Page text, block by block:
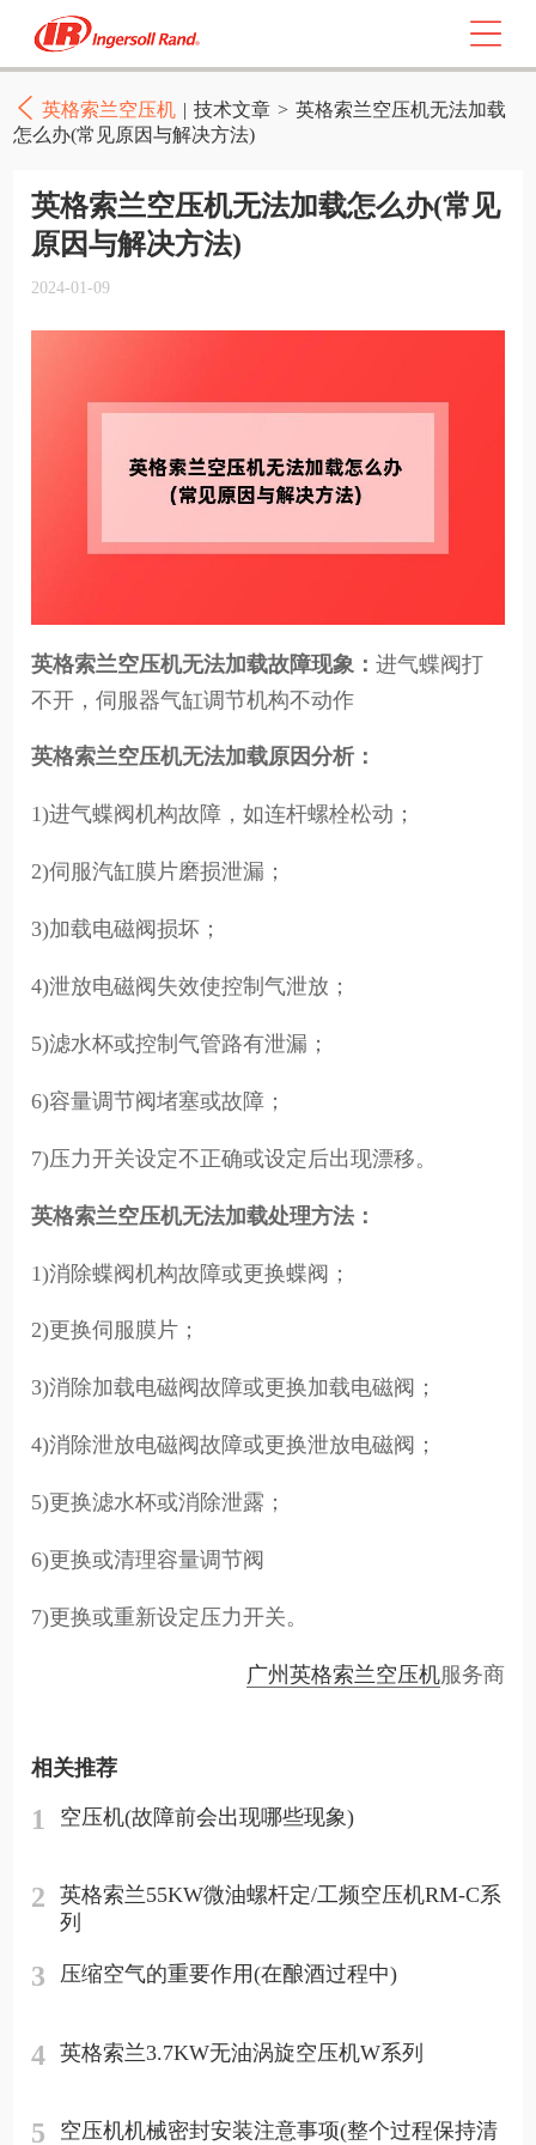
英格索兰空压机 | 技术文章 > 英格索兰空压机无法加载
怎么办(常见原因与解决方法)
英格索兰空压机无法加载怎么办(常见
原因与解决方法)
2024-01-09
英格索兰空压机无法加载故障现象：进气蝶阀打
不开，伺服器气缸调节机构不动作
英格索兰空压机无法加载原因分析：
1)进气蝶阀机构故障，如连杆螺栓松动；
2)伺服汽缸膜片磨损泄漏；
3)加载电磁阀损坏；
4)泄放电磁阀失效使控制气泄放；
5)滤水杯或控制气管路有泄漏；
6)容量调节阀堵塞或故障；
7)压力开关设定不正确或设定后出现漂移。
英格索兰空压机无法加载处理方法：
1)消除蝶阀机构故障或更换蝶阀；
2)更换伺服膜片；
3)消除加载电磁阀故障或更换加载电磁阀；
4)消除泄放电磁阀故障或更换泄放电磁阀；
5)更换滤水杯或消除泄露；
6)更换或清理容量调节阀
7)更换或重新设定压力开关。
广州英格索兰空压机服务商
相关推荐
1 空压机(故障前会出现哪些现象)
2
英格索兰55KW微油螺杆定/工频空压机RM-C系
列
3 压缩空气的重要作用(在酿酒过程中)
4 英格索兰3.7KW无油涡旋空压机W系列
5 空压机机械密封安装注意事项(整个过程保持清